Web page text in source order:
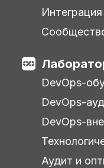
Интеграция
DevOps-
DevOps-
DevOps-
Аудит и